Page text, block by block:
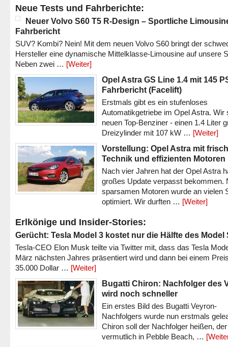
Neue Tests und Fahrberichte:
Neuer Volvo S60 T5 R-Design – Sportliche
Fahrbericht
SUV? Kombi? Nein! Mit dem neuen Volvo S60 bringt der
Hersteller eine dynamische Mittelklasse-Limousine auf unsere
Neben zwei … [Weiter]
Opel Astra GS Line 1.4 mit 145
Fahrbericht (Facelift)
Erstmals gibt es ein stufenloses
Automatikgetriebe im Opel Astra. Wir
neuen Top-Benziner - einen 1.4 Liter
Dreizylinder mit 107 kW … [Weiter]
Vorstellung: Opel Astra mit
Technik und effizienten Motoren
Nach vier Jahren hat der Opel Astra
großes Update verpasst bekommen.
sparsamen Motoren wurde an vielen
optimiert. Wir durften … [Weiter]
Erlkönige und Insider-Stories:
Gerücht: Tesla Model 3 kostet nur die Hälfte des Model
Tesla-CEO Elon Musk teilte via Twitter mit, dass das Tesla
März nächsten Jahres präsentiert wird und dann bei einem
35.000 Dollar … [Weiter]
Bugatti Chiron: Nachfolger des
wird noch schneller
Ein erstes Bild des Bugatti Veyron-
Nachfolgers wurde nun erstmals
Chiron soll der Nachfolger heißen, der
vermutlich in Pebble Beach, …